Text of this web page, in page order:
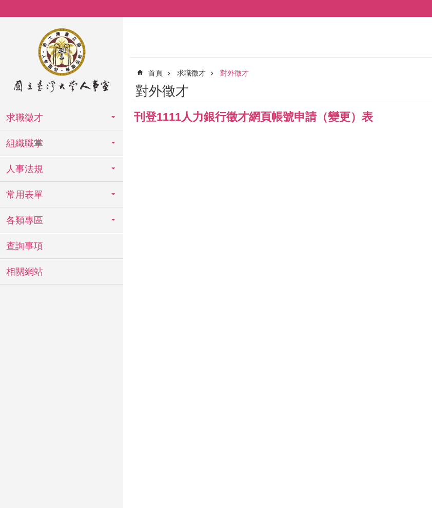
求職徵才
組織職掌
人事法規
常用表單
各類專區
查詢事項
相關網站
首頁 求職徵才 對外徵才
對外徵才
刊登1111人力銀行徵才網頁帳號申請（變更）表